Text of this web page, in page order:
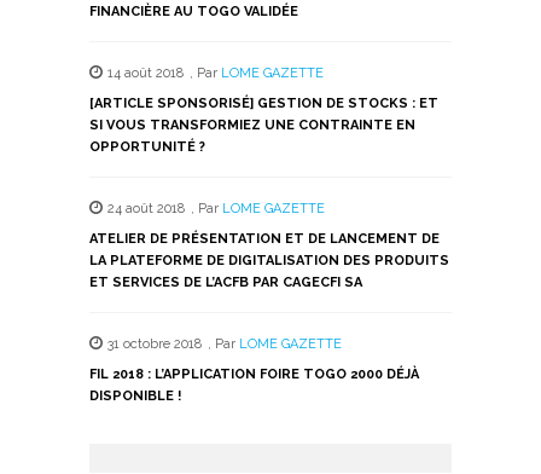
FINANCIÈRE AU TOGO VALIDÉE
14 août 2018 , Par LOME GAZETTE
[ARTICLE SPONSORISÉ] GESTION DE STOCKS : ET
SI VOUS TRANSFORMIEZ UNE CONTRAINTE EN
OPPORTUNITÉ ?
24 août 2018 , Par LOME GAZETTE
ATELIER DE PRÉSENTATION ET DE LANCEMENT DE
LA PLATEFORME DE DIGITALISATION DES PRODUITS
ET SERVICES DE L’ACFB PAR CAGECFI SA
31 octobre 2018 , Par LOME GAZETTE
FIL 2018 : L’APPLICATION FOIRE TOGO 2000 DÉJÀ
DISPONIBLE !